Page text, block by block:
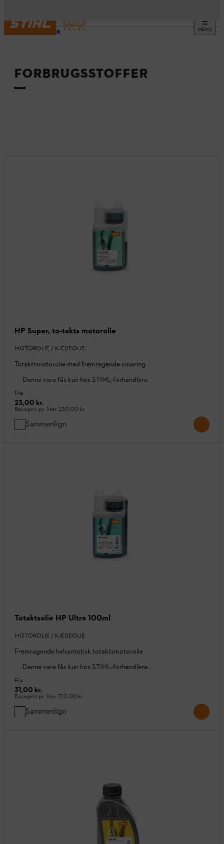
MENU
Startside
FORBRUGSSTOFFER
HP Super, to-takts motorolie
MOTOROLIE / KÆDEOLIE
Totaktsmotorolie med fremragende smøring
Denne vare fås kun hos STIHL-forhandlere.
Fra
23,00 kr.
Basispris pr. liter 230,00 kr.
Sammenlign
Totaktsolie HP Ultra 100ml
MOTOROLIE / KÆDEOLIE
Fremragende helsyntetisk totaktsmotorolie
Denne vare fås kun hos STIHL-forhandlere.
Fra
31,00 kr.
Basispris pr. liter310,00 kr.
Sammenlign